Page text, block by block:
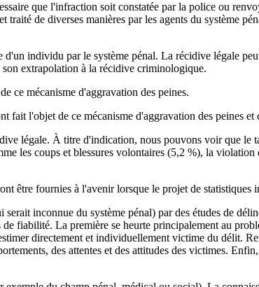
que l'infraction soit constatée par la police ou
de diverses manières par les agents du système
individu par le système pénal. La récidive légale
extrapolation à la récidive criminologique.
ce mécanisme d'aggravation des peines.
l'objet de ce mécanisme d'aggravation des peines
légale. À titre d'indication, nous pouvons voir que
les coups et blessures volontaires (5,2 %), la
être fournies à l'avenir lorsque le projet de statistiques
inconnue du système pénal) par des études de
de fiabilité. La première se heurte principalement au
directement et individuellement victime du délit.
des attentes et des attitudes des victimes.